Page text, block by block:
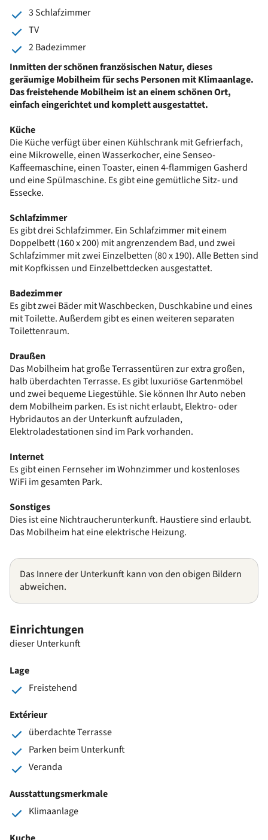
3 Schlafzimmer
TV
2 Badezimmer
Inmitten der schönen französischen Natur, dieses
geräumige Mobilheim für sechs Personen mit Klimaanlage.
Das freistehende Mobilheim ist an einem schönen Ort,
einfach eingerichtet und komplett ausgestattet.
Küche
Die Küche verfügt über einen Kühlschrank mit Gefrierfach,
eine Mikrowelle, einen Wasserkocher, eine Senseo-
Kaffeemaschine, einen Toaster, einen 4-flammigen Gasherd
und eine Spülmaschine. Es gibt eine gemütliche Sitz- und
Essecke.
Schlafzimmer
Es gibt drei Schlafzimmer. Ein Schlafzimmer mit einem
Doppelbett (160 x 200) mit angrenzendem Bad, und zwei
Schlafzimmer mit zwei Einzelbetten (80 x 190). Alle Betten sind
mit Kopfkissen und Einzelbettdecken ausgestattet.
Badezimmer
Es gibt zwei Bäder mit Waschbecken, Duschkabine und eines
mit Toilette. Außerdem gibt es einen weiteren separaten
Toilettenraum.
Draußen
Das Mobilheim hat große Terrassentüren zur extra großen,
halb überdachten Terrasse. Es gibt luxuriöse Gartenmöbel
und zwei bequeme Liegestühle. Sie können Ihr Auto neben
dem Mobilheim parken. Es ist nicht erlaubt, Elektro- oder
Hybridautos an der Unterkunft aufzuladen,
Elektroladestationen sind im Park vorhanden.
Internet
Es gibt einen Fernseher im Wohnzimmer und kostenloses
WiFi im gesamten Park.
Sonstiges
Dies ist eine Nichtraucherunterkunft. Haustiere sind erlaubt.
Das Mobilheim hat eine elektrische Heizung.
Das Innere der Unterkunft kann von den obigen Bildern
abweichen.
Einrichtungen
dieser Unterkunft
Lage
Freistehend
Extérieur
überdachte Terrasse
Parken beim Unterkunft
Veranda
Ausstattungsmerkmale
Klimaanlage